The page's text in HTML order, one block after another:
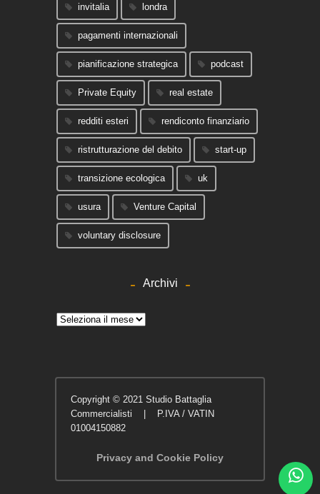
invitalia londra
pagamenti internazionali
pianificazione strategica podcast
Private Equity real estate
redditi esteri rendiconto finanziario
ristrutturazione del debito start-up
transizione ecologica uk
usura Venture Capital
voluntary disclosure
Archivi
Archivi
Copyright © 2021 Studio Battaglia
Commercialisti | P.IVA / VATIN
01004150882
Privacy and Cookie Policy